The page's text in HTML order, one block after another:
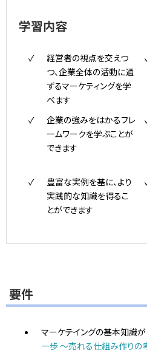
学習内容
経営者の視点を交えつ
つ、企業全体の活動に通
ずるマーケティングを学
べます
企業の強みをはかるフレ
ームワークを学ぶことが
できます
豊富な実例を基に、より
実践的な知識を得るこ
とができます
要件
マーケテイングの基本知識が
一歩 ～売れる仕組み作りの